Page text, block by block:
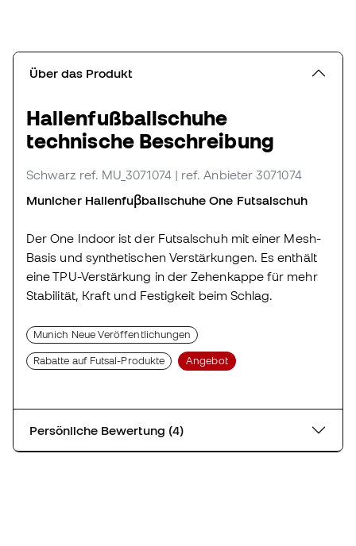
Über das Produkt
Hallenfußballschuhe
technische Beschreibung
Schwarz ref. MU_3071074 | ref. Anbieter 3071074
Municher Hallenfuβballschuhe One Futsalschuh
Der One Indoor ist der Futsalschuh mit einer Mesh-
Basis und synthetischen Verstärkungen. Es enthält
eine TPU-Verstärkung in der Zehenkappe für mehr
Stabilität, Kraft und Festigkeit beim Schlag.
Munich Neue Veröffentlichungen
Rabatte auf Futsal-Produkte Angebot
Persönliche Bewertung (4)